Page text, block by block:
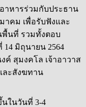
าหารร่วมกับประธาน
าคม เพื่อรับฟังและ
พื้นที่ รวมทั้งตอบ
มิถุนายน 2564
ค์ สุมงคโล เจ้าอาวาส
ละสังฆทาน
ในวันที่ 3-4